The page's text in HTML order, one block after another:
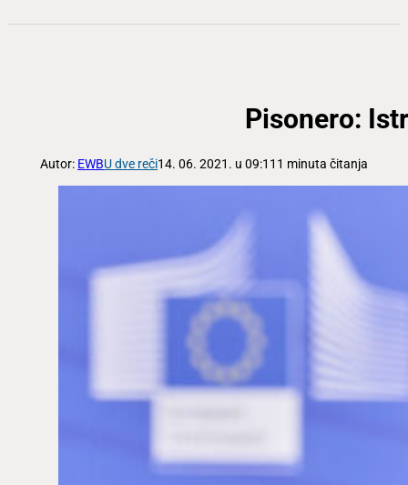
Pisonero:
Autor: EWBU dve reči14. 06. 2021. u 09:11 1 minuta čitanja